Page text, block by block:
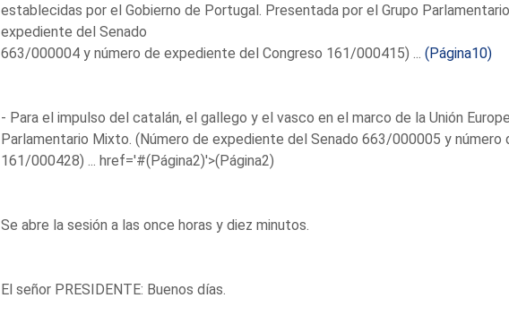
establecidas por el Gobierno de Portugal. Presentada por el Grupo
expediente del Senado
663/000004 y número de expediente del Congreso 161/000415) ... (Página10)
- Para el impulso del catalán, el gallego y el vasco en el marco de la Unión
Parlamentario Mixto. (Número de expediente del Senado 663/000005 y número
161/000428) ... href='#(Página2)'>(Página2)
Se abre la sesión a las once horas y diez minutos.
El señor PRESIDENTE: Buenos días.